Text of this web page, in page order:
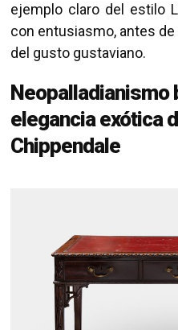
ejemplo claro del estilo
con entusiasmo, antes
del gusto gustaviano.
Neopalladianismo
elegancia exótica
Chippendale